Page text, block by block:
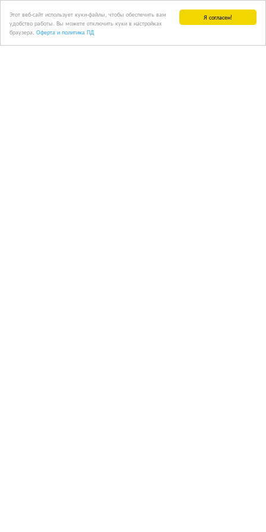
Я согласен!
Этот веб-сайт использует куки-файлы, чтобы обеспечить вам
удобство работы. Вы можете отключить куки в настройках
браузера. Оферта и политика ПД